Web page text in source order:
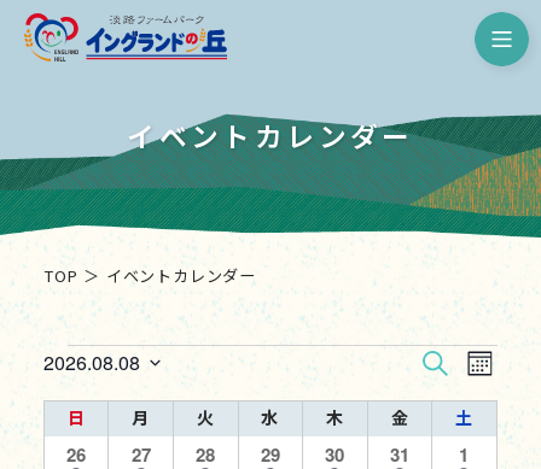
淡路ファームパーク イングラン
イベントカレンダー
TOP イベントカレンダー
イ
ベ
イ
ベ
検
索
イ
ベ
ン
カ
レ
ン
ダ
2026.08.08
日
イ日 日曜日月 月曜日火 火曜日水 水曜日木 木曜日金 金曜日土 土曜日
6
26
7
27
1
28
7
29
7
30
6
31
7
1